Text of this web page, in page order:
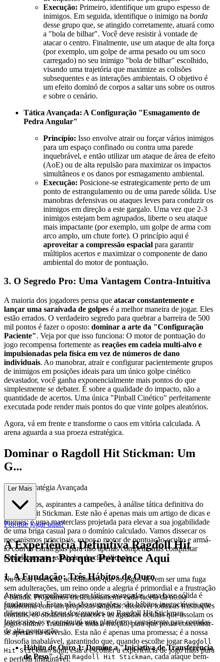
Execução: Primeiro, identifique um grupo espesso de
inimigos. Em seguida, identifique o inimigo na borda
desse grupo que, se atingido corretamente, atuará como
a "bola de bilhar". Você deve resistir à vontade de
atacar o centro. Finalmente, use um ataque de alta força
(por exemplo, um golpe de arma pesado ou um soco
carregado) no seu inimigo "bola de bilhar" escolhido,
visando uma trajetória que maximize as colisões
subsequentes e as interações ambientais. O objetivo é
um efeito dominó de corpos a saltar uns sobre os outros
e sobre o cenário.
Tática Avançada: A Configuração "Esmagamento de
Pedra Angular"
Princípio: Isso envolve atrair ou forçar vários inimigos
para um espaço confinado ou contra uma parede
inquebrável, e então utilizar um ataque de área de efeito
(AoE) ou de alta repulsão para maximizar os impactos
simultâneos e os danos por esmagamento ambiental.
Execução: Posicione-se estrategicamente perto de um
ponto de estrangulamento ou de uma parede sólida. Use
manobras defensivas ou ataques leves para conduzir os
inimigos em direção a este gargalo. Uma vez que 2-3
inimigos estejam bem agrupados, liberte o seu ataque
mais impactante (por exemplo, um golpe de arma com
arco amplo, um chute forte). O princípio aqui é
aproveitar a compressão espacial para garantir
múltiplos acertos e maximizar o componente de dano
ambiental do motor de pontuação.
3. O Segredo Pro: Uma Vantagem Contra-Intuitiva
A maioria dos jogadores pensa que atacar constantemente e
lançar uma saraivada de golpes é a melhor maneira de jogar. Eles
estão errados. O verdadeiro segredo para quebrar a barreira de 500
mil pontos é fazer o oposto: dominar a arte da "Configuração
Paciente". Veja por que isso funciona: O motor de pontuação do
jogo recompensa fortemente as reações em cadeia multi-alvo e
impulsionadas pela física em vez de números de dano
individuais. Ao manobrar, atrair e configurar pacientemente grupos
de inimigos em posições ideais para um único golpe cinético
devastador, você ganha exponencialmente mais pontos do que
simplesmente se debater. É sobre a qualidade do impacto, não a
quantidade de acertos. Uma única "Pinball Cinético" perfeitamente
executada pode render mais pontos do que vinte golpes aleatórios.
Agora, vá em frente e transforme o caos em vitória calculada. A
arena aguarda a sua proeza estratégica.
Dominar o Ragdoll Hit Stickman: Um
G...
uia de Estratégia Avançada
Bem-vindos, aspirantes a campeões, à análise tática definitiva do
Ragdoll Hit Stickman. Este não é apenas mais um artigo de dicas e
truques; é uma masterclass projetada para elevar a sua jogabilidade
de uma briga casual para o domínio calculado. Vamos dissecar os
mecanismos principais, expor o motor de pontuação oculto e armá-
lo com as estratégias para não apenas competir, mas conquistar
completamente as tabelas de classificação.
1. A Fundação: Três Hábitos de Ouro
Antes de mergulharmos em táticas avançadas, uma base sólida é
fundamental. Estas não são sugestões; são hábitos inegociáveis que
diferenciam os bons dos grandes no Ragdoll Hit Stickman.
Interiorize-os e construirá uma plataforma consistente para corridas
de alta pontuação.
Hábito de Ouro 1: Domine a "Iniciativa de Transferência
de Peso"- Em Ragdoll Hit Stickman, cada ataque bem-
Ler Mais
Por que jogar aqui?
A Experiência Definitiva Ragdoll Hit
Stickman: Porque Pertence Aqui
Na nossa essência, acreditamos que os jogos devem ser uma fuga
sem adulterações, um reino onde a alegria é primordial e a frustração
é banida. Projetámos meticulosamente cada faceta da nossa
plataforma com um propósito singular: dissolver todas as frustrações
comuns, os obstáculos técnicos e as agendas ocultas que assolam os
jogos online. Tratamos de toda a fricção, para que possa concentrar-
se apenas na diversão. Esta não é apenas uma promessa; é a nossa
filosofia inabalável, garantindo que, quando escolhe jogar Ragdoll
Hit Stickmanaqui, está a escolher a experiência de jogo mais pura
e perfeita imaginável.